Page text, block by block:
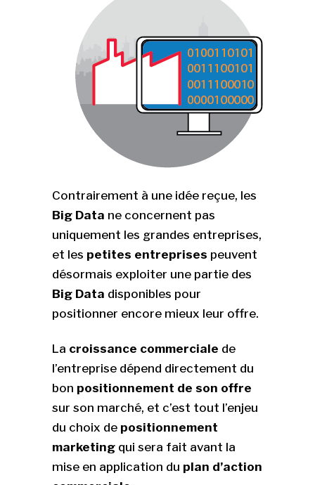
Contrairement à une idée reçue, les
Big Data ne concernent pas
uniquement les grandes entreprises,
et les petites entreprises peuvent
désormais exploiter une partie des
Big Data disponibles pour
positionner encore mieux leur offre.
La croissance commerciale de
l’entreprise dépend directement du
bon positionnement de son offre
sur son marché, et c’est tout l’enjeu
du choix de positionnement
marketing qui sera fait avant la
mise en application du plan d’action